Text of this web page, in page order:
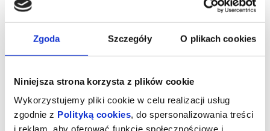
Zgoda Szczegóły O plikach cookies
Niniejsza strona korzysta z plików cookie
Wykorzystujemy pliki cookie w celu realizacji usług
zgodnie z Polityką cookies, do spersonalizowania treści
i reklam, aby oferować funkcje społecznościowe i